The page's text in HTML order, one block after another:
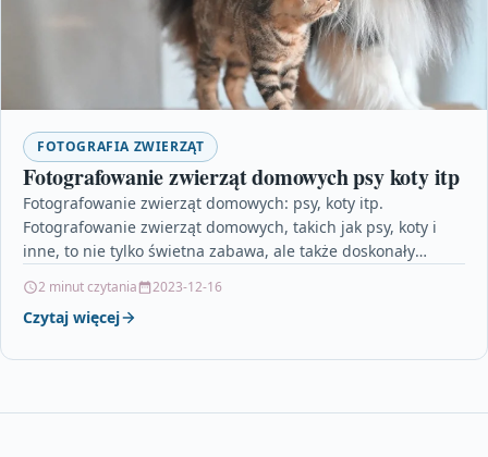
FOTOGRAFIA ZWIERZĄT
Fotografowanie zwierząt domowych psy koty itp
Fotografowanie zwierząt domowych: psy, koty itp.
Fotografowanie zwierząt domowych, takich jak psy, koty i
inne, to nie tylko świetna zabawa, ale także doskonały
2 minut czytania 2023-12-16
Czytaj więcej